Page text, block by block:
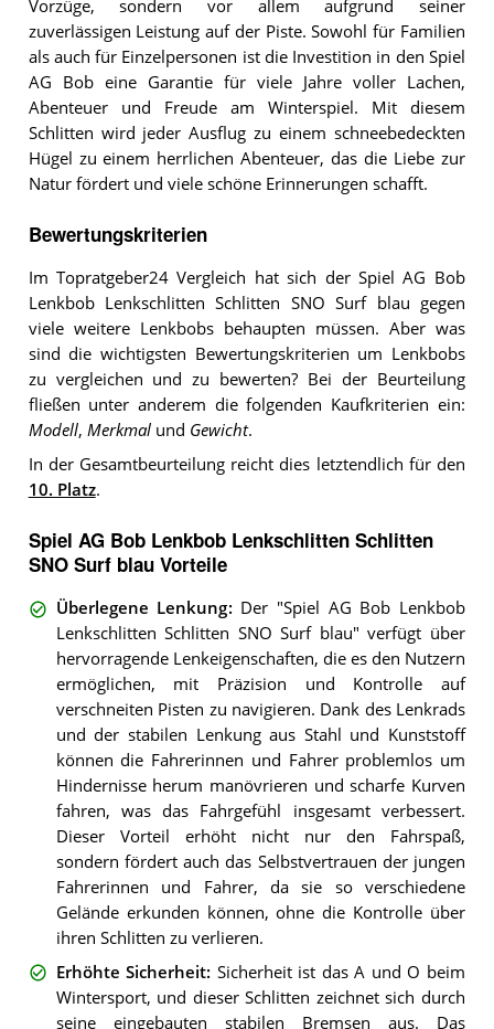
Vorzüge, sondern vor allem aufgrund seiner
zuverlässigen Leistung auf der Piste. Sowohl für Familien
als auch für Einzelpersonen ist die Investition in den Spiel
AG Bob eine Garantie für viele Jahre voller Lachen,
Abenteuer und Freude am Winterspiel. Mit diesem
Schlitten wird jeder Ausflug zu einem schneebedeckten
Hügel zu einem herrlichen Abenteuer, das die Liebe zur
Natur fördert und viele schöne Erinnerungen schafft.
Bewertungskriterien
Im Topratgeber24 Vergleich hat sich der Spiel AG Bob
Lenkbob Lenkschlitten Schlitten SNO Surf blau gegen
viele weitere Lenkbobs behaupten müssen. Aber was
sind die wichtigsten Bewertungskriterien um Lenkbobs
zu vergleichen und zu bewerten? Bei der Beurteilung
fließen unter anderem die folgenden Kaufkriterien ein:
Modell, Merkmalund Gewicht.
In der Gesamtbeurteilung reicht dies letztendlich für den
10. Platz.
Spiel AG Bob Lenkbob Lenkschlitten Schlitten
SNO Surf blau Vorteile
Überlegene Lenkung: Der "Spiel AG Bob Lenkbob
Lenkschlitten Schlitten SNO Surf blau" verfügt über
hervorragende Lenkeigenschaften, die es den Nutzern
ermöglichen, mit Präzision und Kontrolle auf
verschneiten Pisten zu navigieren. Dank des Lenkrads
und der stabilen Lenkung aus Stahl und Kunststoff
können die Fahrerinnen und Fahrer problemlos um
Hindernisse herum manövrieren und scharfe Kurven
fahren, was das Fahrgefühl insgesamt verbessert.
Dieser Vorteil erhöht nicht nur den Fahrspaß,
sondern fördert auch das Selbstvertrauen der jungen
Fahrerinnen und Fahrer, da sie so verschiedene
Gelände erkunden können, ohne die Kontrolle über
ihren Schlitten zu verlieren.
Erhöhte Sicherheit: Sicherheit ist das A und O beim
Wintersport, und dieser Schlitten zeichnet sich durch
seine eingebauten stabilen Bremsen aus. Das